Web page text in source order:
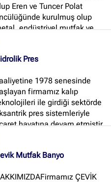
Eren ve Tuncer Polat
kurulmuş olup
endüstriyel mutfak ve
Pres
1978 senesinde
firmamız kalıp
ile girdiği sektörde
pres sistemleriyle
hayatına devam etmiştir...
Mutfak Banyo
ÇEVİK